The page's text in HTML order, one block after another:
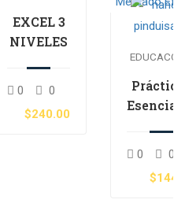
EXCEL 3
NIVELES
0
0
$240.00
de
0
0